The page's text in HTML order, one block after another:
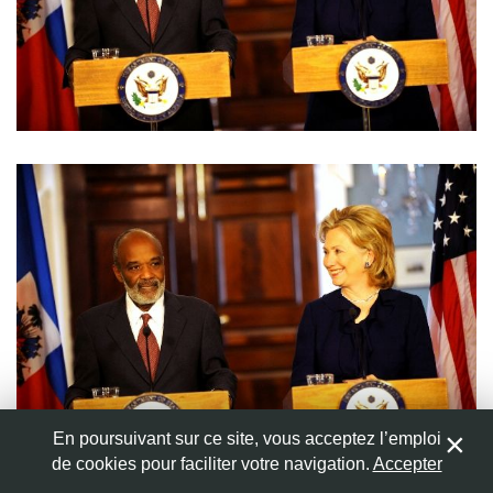
Nom *
Adresse de messagerie*
Site web
Enregistrer mon nom, mon e-mail et mon site web dans
le navigateur pour mon prochain commentaire.
En poursuivant sur ce site, vous acceptez l’emploi
de cookies pour faciliter votre navigation. Accepter